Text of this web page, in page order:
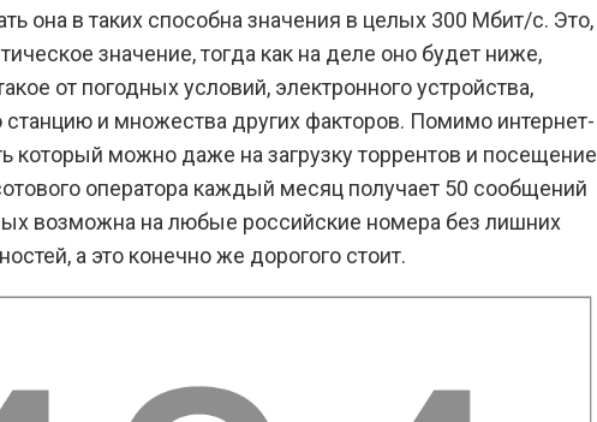
она в таких способна значения в целых 300 Мбит/с. Это,
значение, тогда как на деле оно будет ниже,
от погодных условий, электронного устройства,
станцию и множества других факторов. Помимо интернет-
который можно даже на загрузку торрентов и посещение
оператора каждый месяц получает 50 сообщений
возможна на любые российские номера без лишних
а это конечно же дорогого стоит.